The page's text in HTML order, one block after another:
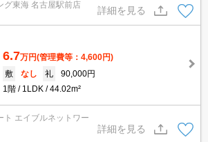
グ東海 名古屋駅前店
詳細を見る
6.7万円(管理費等：4,600円)
敷
なし 礼
90,000円
1階
1LDK 44.02m²
ト エイブルネットワー
詳細を見る